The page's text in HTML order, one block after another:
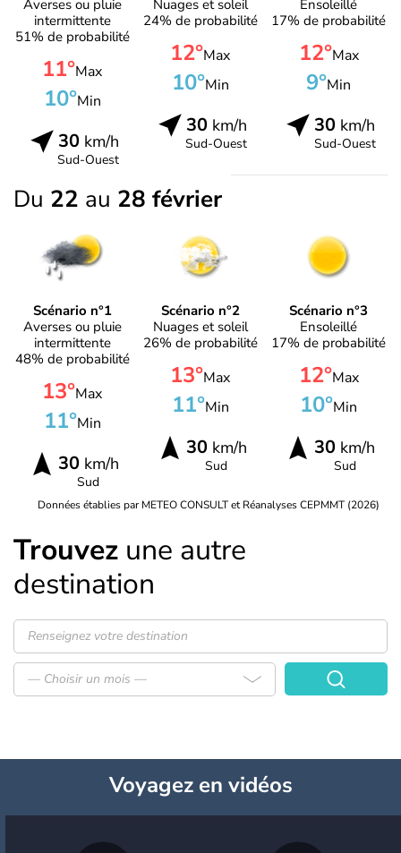
Averses ou pluie
intermittente
51% de probabilité
11°Max
10°Min
30km/h
Sud-Ouest
Nuages et soleil
24% de probabilité
12°Max
10°Min
30km/h
Sud-Ouest
Ensoleillé
17% de probabilité
12°Max
9°Min
30 km/h
Sud-Ouest
Du 22 au 28 février
Scénario n°1
Averses ou pluie
intermittente
48% de probabilité
13°Max
11°Min
30km/h
Sud
Scénario n°2
Nuages et soleil
26% de probabilité
13°Max
11°Min
30km/h
Sud
Scénario n°3
Ensoleillé
17% de probabilité
12°Max
10°Min
30 km/h
Sud
Données établies par METEO CONSULT et Réanalyses CEPMMT (2026)
Trouvez une autre
destination
— Choisir un mois —
Voyagezen vidéos